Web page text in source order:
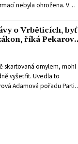
nebyla ohrožena. V
informační služby
hrubém nepořádku. To
Prezidentské kanceláři
sdělil mluvčí BIS
o Vrběticích, byť
říká Pekarová
skartovaná omylem, mohl
vyšetřit. Uvedla to
Adamová pořadu Partie